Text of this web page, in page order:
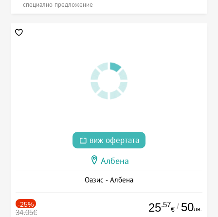
специално предложение
виж офертата
Албена
Оазис - Албена
-25%
34.05€ 25.57
€ / 50лв.